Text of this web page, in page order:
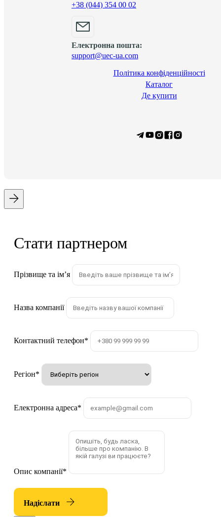
+38 (044) 354 00 02
Електронна пошта:
support@uec-ua.com
Політика конфіденційності
Каталог
Де купити
Стати партнером
Прізвище та імʼя
Назва компанії
Контактний телефон*
Регіон*
Електронна адреса*
Опис компанії*
Надіслати